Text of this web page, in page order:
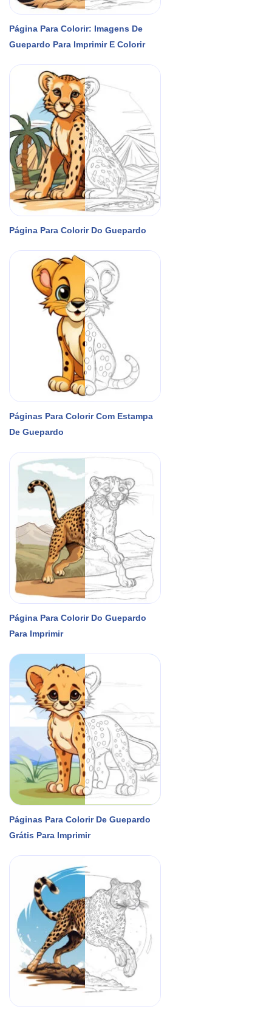
Página Para Colorir: Imagens De
Guepardo Para Imprimir E Colorir
Página Para Colorir Do Guepardo
Páginas Para Colorir Com Estampa
De Guepardo
Página Para Colorir Do Guepardo
Para Imprimir
Páginas Para Colorir De Guepardo
Grátis Para Imprimir